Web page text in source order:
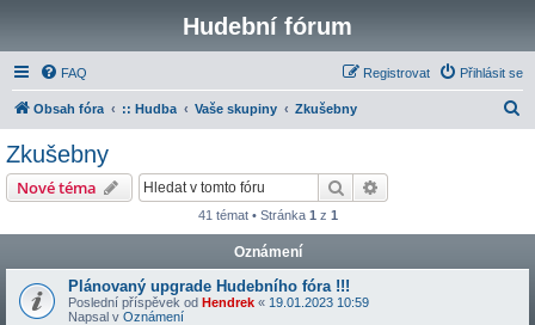
Hudební fórum
FAQ Přihlásit se
Registrovat
Obsah fóra :: Hudba Vaše skupiny Zkušebny
Zkušebny
Nové téma Hledat
41 témat • Stránka 1 z 1
Oznámení
Plánovaný upgrade Hudebního fóra !!!
Poslední příspěvek od Hendrek « 19.01.2023 10:59
Napsal v Oznámení